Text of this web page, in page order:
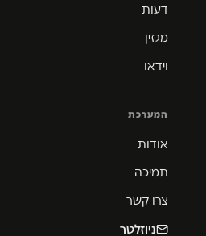
דעות
מגזין
וידאו
המערכת
אודות
תמיכה
צרו קשר
ניוזלטר